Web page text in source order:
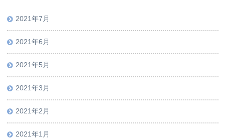
2021年7月
2021年6月
2021年5月
2021年3月
2021年2月
2021年1月